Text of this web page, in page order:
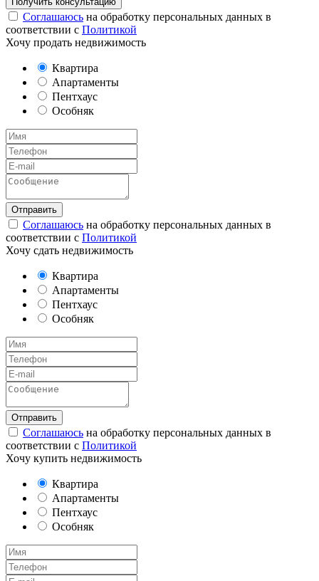
Соглашаюсь на обработку персональных данных в
соответствии с Политикой
Хочу продать недвижимость
Квартира
Апартаменты
Пентхаус
Особняк
Соглашаюсь на обработку персональных данных в
соответствии с Политикой
Хочу сдать недвижимость
Квартира
Апартаменты
Пентхаус
Особняк
Соглашаюсь на обработку персональных данных в
соответствии с Политикой
Хочу купить недвижимость
Квартира
Апартаменты
Пентхаус
Особняк